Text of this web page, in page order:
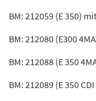
BM: 212059 (E 350)
BM: 212080 (E300
BM: 212088 (E 350
BM: 212089 (E 350